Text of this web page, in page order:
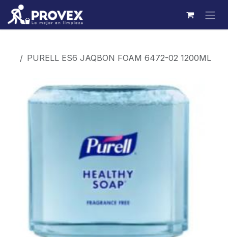
Ir al contenido
PURELL ES6 JAQBON FOAM 6472-02 1200ML